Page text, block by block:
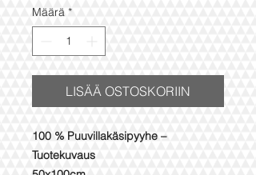
Määrä *
LISÄÄ OSTOSKORIIN
100 % Puuvillakäsipyyhe –
Tuotekuvaus